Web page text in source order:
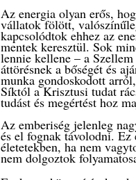
Az energia olyan erős,
vállatok fölött,
kapcsolódtok ehhez az
mentek keresztül. Sok
lennie kellene – a
áttörésnek a bőségét és
munka gondoskodott
Síktól a Krisztusi tudat
tudást és megértést hoz
Az emberiség jelenleg
és el fognak távolodni. Ez
életetekben, ha nem
nem dolgoztok